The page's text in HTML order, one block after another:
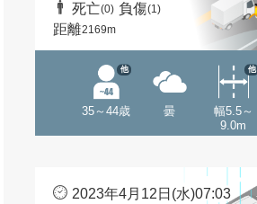
死亡(0) 負傷(1)
距離2169m
35～44歳
他
曇
幅5.5～
9.0m
他
2023年4月12日(水)07:03